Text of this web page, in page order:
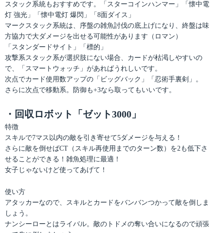
スタック系統もおすすめです。「スターコインハンマー」「懐中電
灯 強光」「懐中電灯 爆閃」「8面ダイス」
マークスタック系統は、序盤の雑魚討伐の底上げになり、終盤は味
方協力で大ダメージを出せる可能性があります（ロマン）
「スタンダードサイト」「標的」
攻撃系スタック系が選択肢にない場合、カードが枯渇しやすいの
で、「スマートウォッチ」があればうれしいです。
次点でカード使用数アップの「ビッグバック」「忍術手裏剣」。
さらに次点で移動系。防御も+3なら取ってもいいです。
・回収ロボット「ゼット3000」
特徴
スキルで7マス以内の敵を引き寄せて5ダメージを与える！
さらに敵を倒せばCT（スキル再使用までのターン数）を2も低下さ
せることができる！雑魚処理に最適！
女子じゃないけど使ってあげて！
使い方
アタッカーなので、スキルとカードをバンバンつかって敵を倒しま
しょう。
ナンシーローとはライバル。敵のトドメの奪い合いになるので頑張